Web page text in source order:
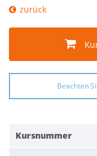
zurück
Beachten
Kursnummer